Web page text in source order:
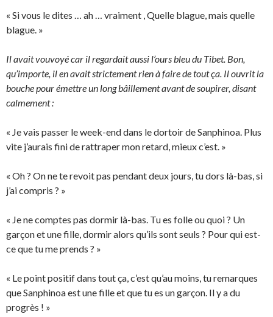
« Si vous le dites … ah … vraiment , Quelle blague, mais quelle
blague. »
Il avait vouvoyé car il regardait aussi l’ours bleu du Tibet. Bon,
qu’importe, il en avait strictement rien à faire de tout ça. Il ouvrit la
bouche pour émettre un long bâillement avant de soupirer, disant
calmement :
« Je vais passer le week-end dans le dortoir de Sanphinoa. Plus
vite j’aurais fini de rattraper mon retard, mieux c’est. »
« Oh ? On ne te revoit pas pendant deux jours, tu dors là-bas, si
j’ai compris ? »
« Je ne comptes pas dormir là-bas. Tu es folle ou quoi ? Un
garçon et une fille, dormir alors qu’ils sont seuls ? Pour qui est-
ce que tu me prends ? »
« Le point positif dans tout ça, c’est qu’au moins, tu remarques
que Sanphinoa est une fille et que tu es un garçon. Il y a du
progrès ! »